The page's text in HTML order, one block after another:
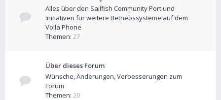
Alles über den Sailfish Community Port und
Initiativen für weitere Betriebssysteme auf dem
Volla Phone
Themen: 27
Über dieses Forum
Wünsche, Änderungen, Verbesserungen zum
Forum
Themen: 20